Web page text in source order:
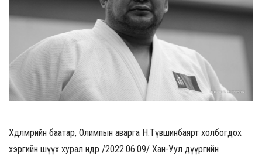
Хөдөлмөрийн баатар, Олимпын аварга Н.Түвшинбаярт холбогдох
хэргийн шүүх хурал өнөөдөр /2022.06.09/ Хан-Уул дүүргийн